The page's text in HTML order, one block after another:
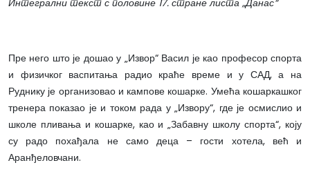
Пре него што је дошао у „Извор“ Васил је као професор спорта
и физичког васпитања радио краће време и у САД, а на
Руднику је организовао и кампове кошарке. Умећа кошаркашког
тренера показао је и током рада у „Извору“, где је осмислио и
школе пливања и кошарке, као и „Забавну школу спорта“, коју
су радо похађала не само деца – гости хотела, већ и
Аранђеловчани.